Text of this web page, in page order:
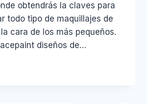
obtendrás la claves para
todo tipo de maquillajes de
cara de los más pequeños.
diseños de…